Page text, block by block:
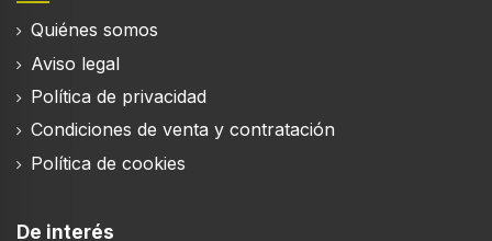
Preparación de espresso
Preparación de cappuccino
Preparación de latte macchiato
Quiénes somos
Aviso legal
Política de privacidad
Condiciones de venta y contratación
Política de cookies
De interés